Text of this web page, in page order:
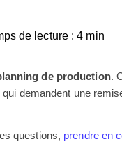
de lecture : 4 min
de production.
demandent une
questions, prendre en